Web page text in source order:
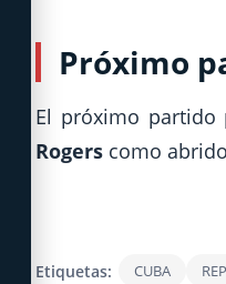
Próximo
El próximo
Rogers como
Etiquetas: CUBA